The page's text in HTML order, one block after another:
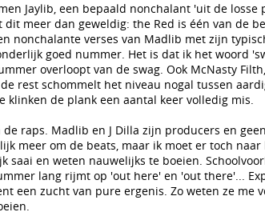
Jaylib, een bepaald nonchalant 'uit de losse
meer dan geweldig: the Red is één van de
nonchalante verses van Madlib met zijn
goed nummer. Het is dat ik het woord
overloopt van de swag. Ook McNasty
rest schommelt het niveau nogal tussen
de plank een aantal keer volledig mis.
raps. Madlib en J Dilla zijn producers en
meer om de beats, maar ik moet er toch
saai en weten nauwelijks te boeien.
lang rijmt op 'out here' en 'out there'...
een zucht van pure ergenis. Zo weten ze me